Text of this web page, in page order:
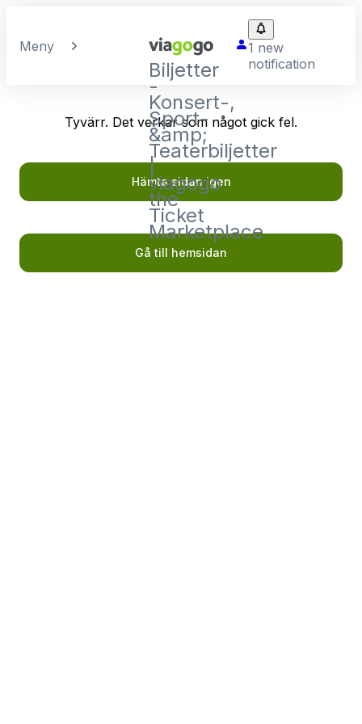
Meny
Biljetter
-
Konsert-,
Sport-
&amp;
Teaterbiljetter
|
viagogo
the
Ticket
Marketplace
1 new
notification
Tyvärr. Det verkar som något gick fel.
Hämta sidan igen
Gå till hemsidan